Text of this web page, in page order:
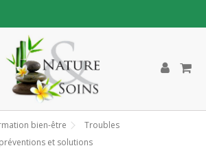
bien-être
Troubles
et solutions